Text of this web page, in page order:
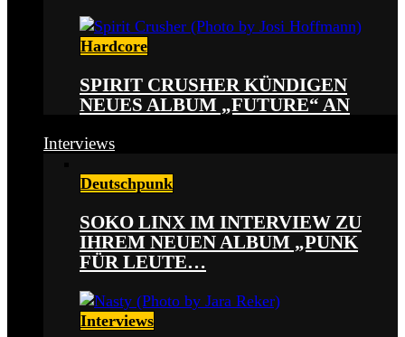
Hardcore
SPIRIT CRUSHER KÜNDIGEN
NEUES ALBUM „FUTURE“ AN
Interviews
Deutschpunk
SOKO LINX IM INTERVIEW ZU
IHREM NEUEN ALBUM „PUNK
FÜR LEUTE…
Interviews